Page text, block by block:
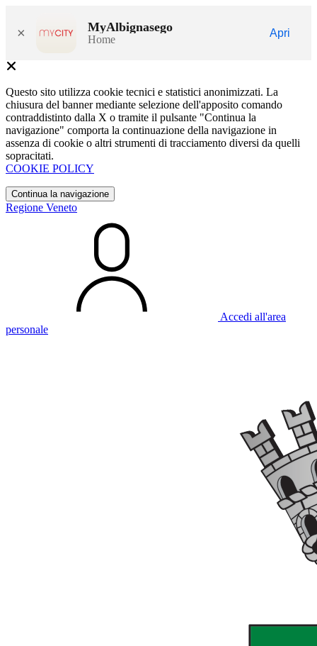
× MyAlbignasego
Home
Apri
Questo sito utilizza cookie tecnici e statistici anonimizzati. La
chiusura del banner mediante selezione dell'apposito comando
contraddistinto dalla X o tramite il pulsante "Continua la
navigazione" comporta la continuazione della navigazione in
assenza di cookie o altri strumenti di tracciamento diversi da quelli
sopracitati.
COOKIE POLICY
Continua la navigazione
Regione Veneto
Accedi all'area
personale